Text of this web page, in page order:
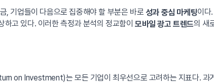
, 기업들이 다음으로 집중해야 할 부분은 바로 성과 중심 마케팅이다
고 있다. 이러한 측정과 분석의 정교함이 모바일 광고 트렌드의 새
on Investment)는 모든 기업이 최우선으로 고려하는 지표다.